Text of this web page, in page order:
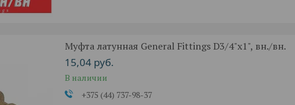
Муфта латунная General Fittings D3/4"x1", вн./вн.
15,04 руб.
В наличии
+375 (44) 737-98-37